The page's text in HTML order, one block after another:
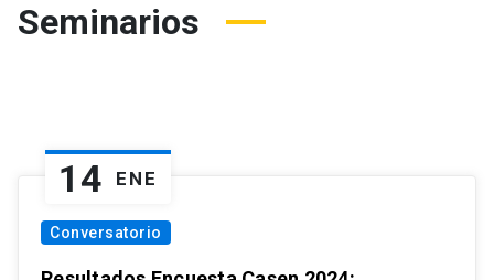
Seminarios
14 ENE
Conversatorio